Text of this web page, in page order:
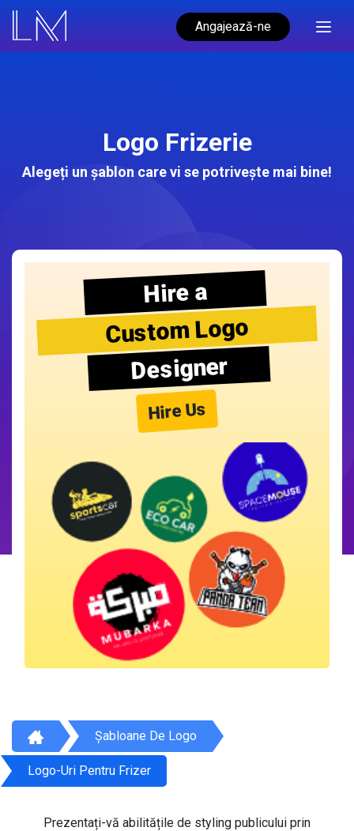
Angajează-ne
Logo Frizerie
Alegeți un șablon care vi se potrivește mai bine!
Hire a
Custom Logo
Designer
Hire Us
Șabloane De Logo
Logo-Uri Pentru Frizer
Prezentați-vă abilitățile de styling publicului prin